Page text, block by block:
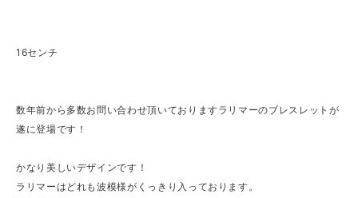
16センチ
数年前から多数お問い合わせ頂いておりますラリマーのブレスレットが
遂に登場です！
かなり美しいデザインです！
ラリマーはどれも波模様がくっきり入っております。